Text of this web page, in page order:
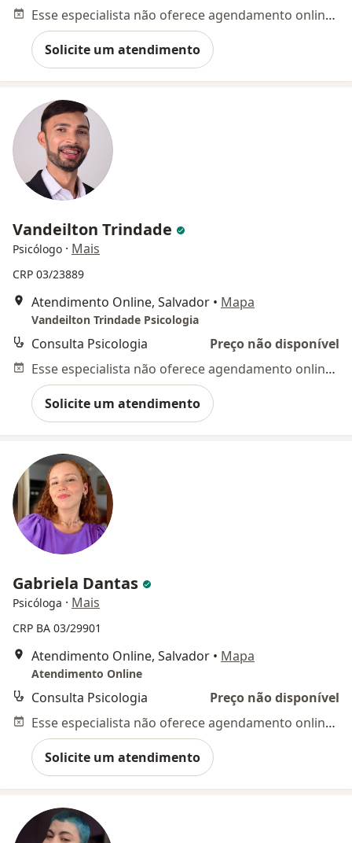
Esse especialista não oferece agendamento online para esse endereço.
Solicite um atendimento
Vandeilton Trindade
Psicólogo · Mais
CRP 03/23889
Atendimento Online, Salvador • Mapa
Vandeilton Trindade Psicologia
Consulta Psicologia
Preço não disponível
Esse especialista não oferece agendamento online para esse endereço.
Solicite um atendimento
Gabriela Dantas
Psicóloga · Mais
CRP BA 03/29901
Atendimento Online, Salvador • Mapa
Atendimento Online
Consulta Psicologia
Preço não disponível
Esse especialista não oferece agendamento online para esse endereço.
Solicite um atendimento